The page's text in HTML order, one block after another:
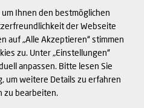
Ihnen den bestmöglichen
der Webseite
auf „Alle Akzeptieren“ stimmen
zu. Unter „Einstellungen“
anpassen. Bitte lesen Sie
um weitere Details zu erfahren
zu bearbeiten.
und Cookies
für LLMs